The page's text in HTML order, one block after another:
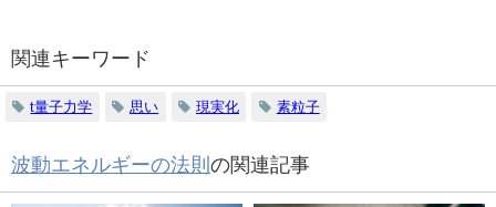
関連キーワード
t量子力学 思い 現実化 素粒子
波動エネルギーの法則 の関連記事